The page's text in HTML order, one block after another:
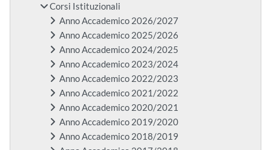
Corsi Istituzionali
Anno Accademico 2026/2027
Anno Accademico 2025/2026
Anno Accademico 2024/2025
Anno Accademico 2023/2024
Anno Accademico 2022/2023
Anno Accademico 2021/2022
Anno Accademico 2020/2021
Anno Accademico 2019/2020
Anno Accademico 2018/2019